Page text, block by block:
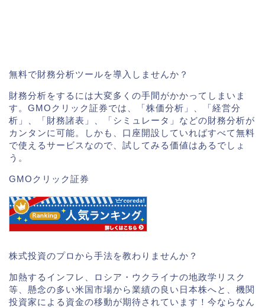
無料で財務分析ツールを導入しませんか？
財務分析をするには大変多くの手間がかかってしまいま
す。GMOクリック証券では、「株価分析」、「経営分
析」、「財務諸表」、「シミュレータ」などの財務分析が
カンタンに可能。しかも、口座開設していればすべて無料
で使えるサービスなので、試してみる価値はあるでしょ
う。
GMOクリック証券
株式投資のプロから手法を教わりませんか？
加熱するインフレ、ロシア・ウクライナの地政学リスク
等、懸念の多い米国市場から業績の良い日本株へと、機関
投資家による資金の移動が期待されています！今ならなん